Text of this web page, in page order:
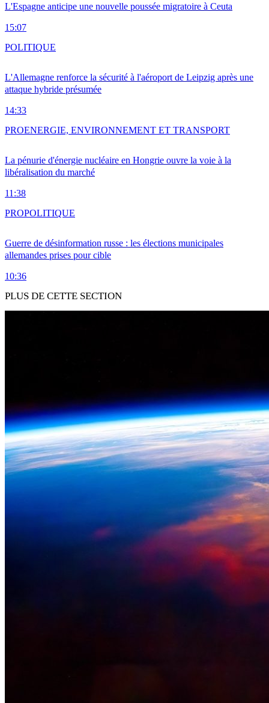
L'Espagne anticipe une nouvelle poussée migratoire à Ceuta
15:07
L'Allemagne renforce la sécurité à l'aéroport de Leipzig après une
attaque hybride présumée
14:33
POLITIQUE
La pénurie d'énergie nucléaire en Hongrie ouvre la voie à la
libéralisation du marché
11:38
PROENERGIE, ENVIRONNEMENT ET TRANSPORT
Guerre de désinformation russe : les élections municipales
allemandes prises pour cible
10:36
PROPOLITIQUE
PLUS DE CETTE SECTION